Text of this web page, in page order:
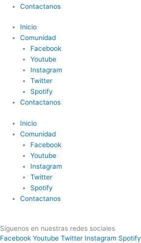
Contactanos
Inicio
Comunidad
Facebook
Youtube
Instagram
Twitter
Spotify
Contactanos
Inicio
Comunidad
Facebook
Youtube
Instagram
Twitter
Spotify
Contactanos
Síguenos en nuestras redes sociales
Facebook Youtube Twitter Instagram Spotify